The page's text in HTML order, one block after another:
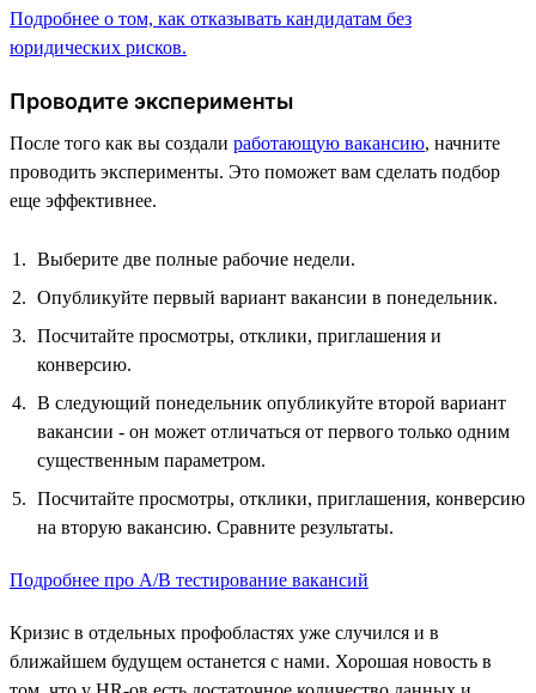
Подробнее о том, как отказывать кандидатам без
юридических рисков.
Проводите эксперименты
После того как вы создали работающую вакансию, начните
проводить эксперименты. Это поможет вам сделать подбор
еще эффективнее.
Выберите две полные рабочие недели.
Опубликуйте первый вариант вакансии в понедельник.
Посчитайте просмотры, отклики, приглашения и
конверсию.
В следующий понедельник опубликуйте второй вариант
вакансии - он может отличаться от первого только одним
существенным параметром.
Посчитайте просмотры, отклики, приглашения, конверсию
на вторую вакансию. Сравните результаты.
Подробнее про А/B тестирование вакансий
Кризис в отдельных профобластях уже случился и в
ближайшем будущем останется с нами. Хорошая новость в